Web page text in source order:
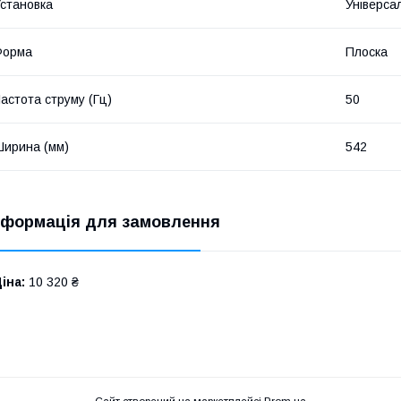
Плоска
струму (Гц) 50
(мм) 542
для замовлення
10 320 ₴